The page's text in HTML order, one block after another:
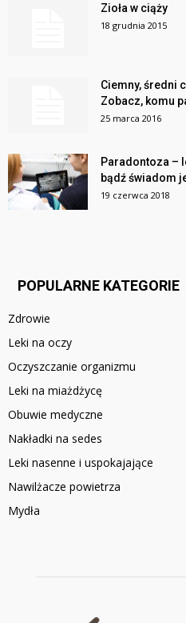
Zioła w ciąży
18 grudnia 2015
Ciemny, średni
Zobacz, komu
25 marca 2016
Paradontoza –
bądź świadom
19 czerwca 2018
POPULARNE KATEGORIE
Zdrowie
Leki na oczy
Oczyszczanie organizmu
Leki na miażdżycę
Obuwie medyczne
Nakładki na sedes
Leki nasenne i uspokajające
Nawilżacze powietrza
Mydła